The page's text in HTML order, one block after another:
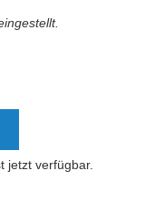
jetzt verfügbar.